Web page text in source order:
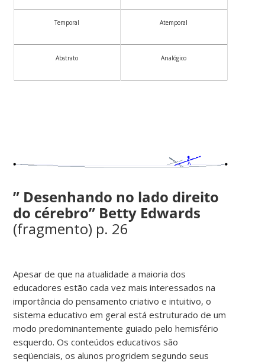
Temporal Atemporal
Abstrato Analógico
” Desenhando no lado direito
do cérebro” Betty Edwards
(fragmento) p. 26
Apesar de que na atualidade a maioria dos
educadores estão cada vez mais interessados na
importância do pensamento criativo e intuitivo, o
sistema educativo em geral está estruturado de um
modo predominantemente guiado pelo hemisfério
esquerdo. Os conteúdos educativos são
seqüenciais, os alunos progridem segundo seus